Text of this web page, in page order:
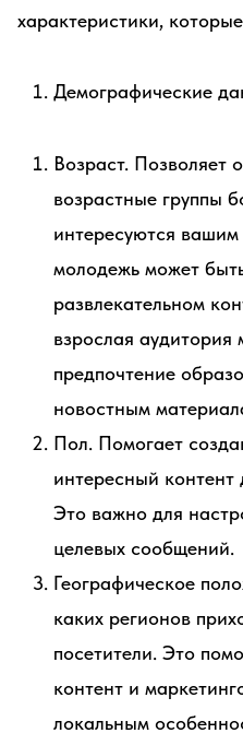
характеристики,
Демографические
Возраст. Позволяет
возрастные группы
интересуются
молодежь может
развлекательном
взрослая аудитория
предпочтение
новостным
Пол. Помогает
интересный контент
Это важно для
целевых сообщений.
Географическое
каких регионов
посетители. Это
контент и
локальным